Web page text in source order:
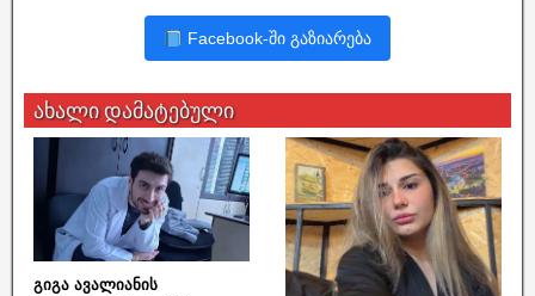
Facebook-ში გაზიარება
ახალი დამატებული
გიგა ავალიანის